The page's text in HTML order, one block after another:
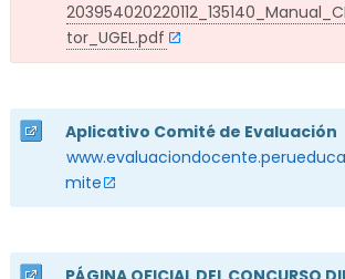
tor_UGEL.pdf
Aplicativo Comité de Evaluación
mite